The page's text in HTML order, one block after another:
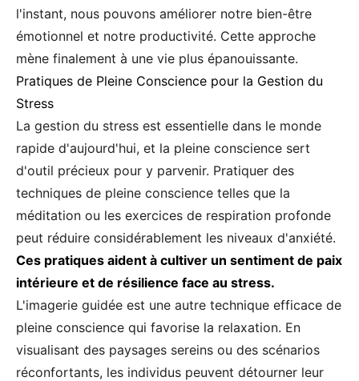
l'instant, nous pouvons améliorer notre bien-être
émotionnel et notre productivité. Cette approche
mène finalement à une vie plus épanouissante.
Pratiques de Pleine Conscience pour la Gestion du
Stress
La gestion du stress est essentielle dans le monde
rapide d'aujourd'hui, et la pleine conscience sert
d'outil précieux pour y parvenir. Pratiquer des
techniques de pleine conscience telles que la
méditation ou les exercices de respiration profonde
peut réduire considérablement les niveaux d'anxiété.
Ces pratiques aident à cultiver un sentiment de paix
intérieure et de résilience face au stress.
L'imagerie guidée est une autre technique efficace de
pleine conscience qui favorise la relaxation. En
visualisant des paysages sereins ou des scénarios
réconfortants, les individus peuvent détourner leur